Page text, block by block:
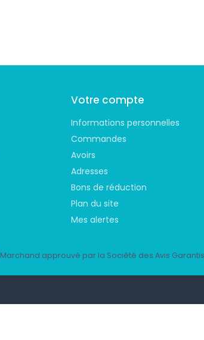
Votre compte
Informations personnelles
Commandes
Avoirs
Adresses
Bons de réduction
Plan du site
Mes alertes
Marchand approuvé par la Société des Avis